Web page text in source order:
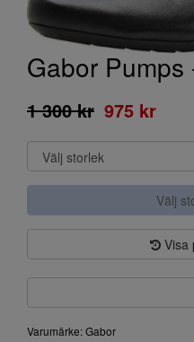
Gabor
1 300 kr 975 kr
Välj
Visa
Varumärke: Gabor